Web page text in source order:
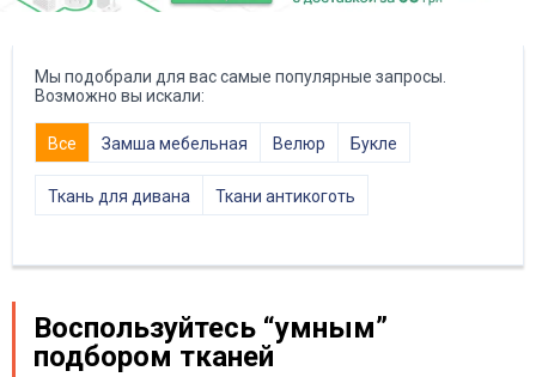
Мы подобрали для вас самые популярные запросы.
Возможно вы искали:
Все Замша мебельная Велюр Букле
Ткань для дивана Ткани антикоготь
Воспользуйтесь “умным”
подбором тканей